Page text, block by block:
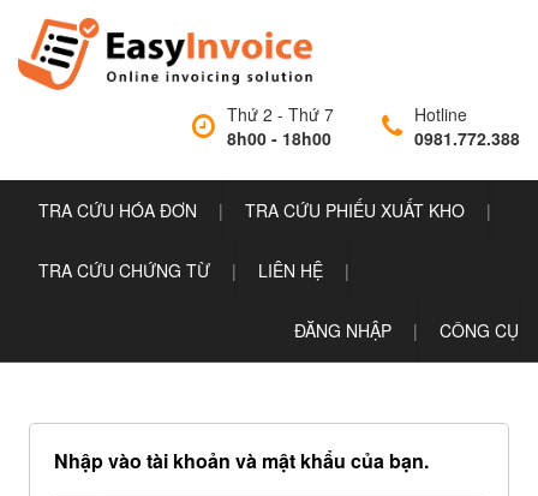
Thứ 2 - Thứ 7
8h00 - 18h00
Hotline
0981.772.388
TRA CỨU HÓA ĐƠN | TRA CỨU PHIẾU XUẤT KHO |
TRA CỨU CHỨNG TỪ | LIÊN HỆ |
ĐĂNG NHẬP | CÔNG CỤ
Nhập vào tài khoản và mật khẩu của bạn.